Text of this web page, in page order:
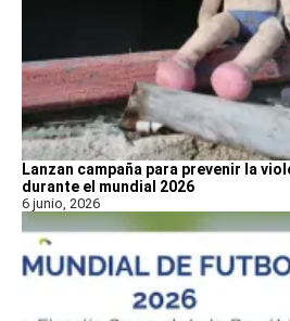
Lanzan campaña para prevenir la
durante el mundial 2026
6 junio, 2026